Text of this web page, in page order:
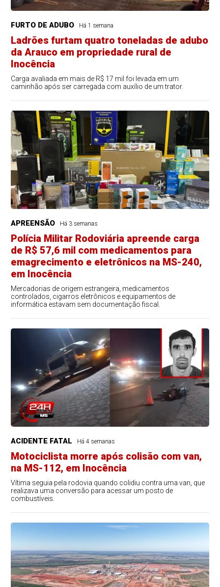
FURTO DE ADUBO Há 1 semana
Ladrões furtam quatro toneladas de adubo
da Arauco em propriedade rural de
Inocência
Carga avaliada em mais de R$ 17 mil foi levada em um
caminhão após ser carregada com auxílio de um trator.
APREENSÃO Há 3 semanas
Polícia Militar Rodoviária apreende carga
de R$ 57,6 mil com medicamentos para
emagrecimento e eletrônicos na MS-240,
em Inocência
Mercadorias de origem estrangeira, medicamentos
controlados, cigarros eletrônicos e equipamentos de
informática estavam sem documentação fiscal.
ACIDENTE FATAL Há 4 semanas
Motociclista morre após colisão com van,
na MS-112, em Inocência
Vítima seguia pela rodovia quando colidiu contra uma van, que
realizava uma conversão para acessar um posto de
combustíveis.